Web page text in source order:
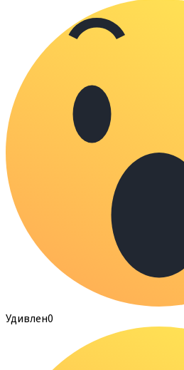
Удивлен0